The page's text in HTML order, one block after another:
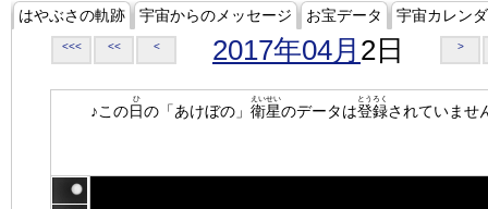
はやぶさの軌跡 宇宙からのメッセージ お宝データ 宇宙カレン
<<< << < 2017年04月 2日 >
♪この日
ひ
の「あけぼの」 衛星
えいせい
のデータは登録
とうろく
されていませ